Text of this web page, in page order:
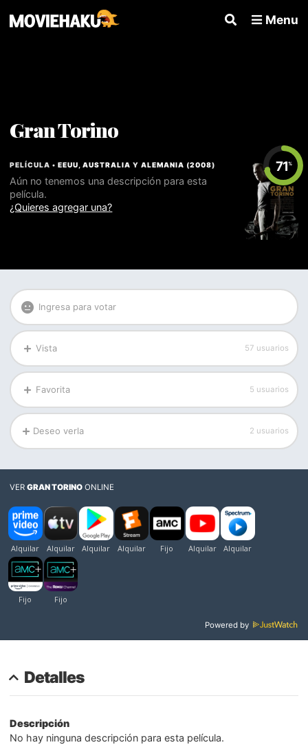
Menu
Gran Torino
71%
PELÍCULA •EEUU ,AUSTRALIA YALEMANIA (2008)
Aún no tenemos una descripción para esta
película.
¿Quieres agregar una?
Ingresa para votar
Vista 57 usuarios
Favorita 5 usuarios
Deseo verla 2 usuarios
VERGRAN TORINO ONLINE
Powered by
Detalles
Descripción
No hay ninguna descripción para esta película.